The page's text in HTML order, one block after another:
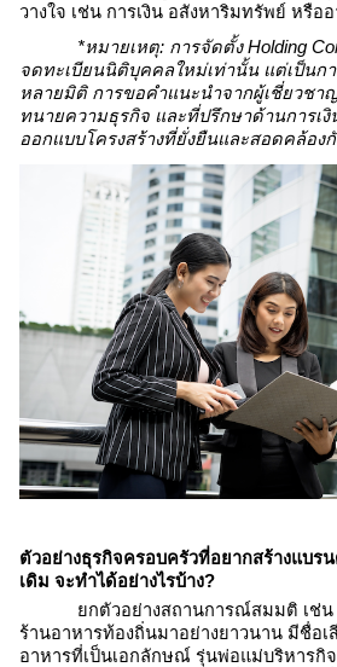
วางใจ เช่น การเงิน อสังหาริมทรัพย์ หรือ
*หมายเหตุ: การจัดตั้งHolding
จดทะเบียนนิติบุคคลใหม่เท่านั้น แต่เป็นก
หลายมิติ การขอคำแนะนำจากผู้เชี่ยวช
ทนายความธุรกิจ และที่ปรึกษาด้านการเ
ออกแบบโครงสร้างที่ยั่งยืนและสอดคล้อง
ตัวอย่างธุรกิจครอบครัวที่อยากสร้างแบร
เดิม จะทำได้อย่างไรบ้าง?
ยกตัวอย่างสถานการณ์สมมติ เช่
ร้านอาหารท้องถิ่นมาอย่างยาวนาน มีชื่อ
อาหารที่เป็นเอกลักษณ์ รุ่นพ่อแม่บริหารกิ